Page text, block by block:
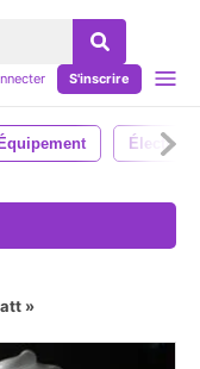
S'inscrire
Équipement